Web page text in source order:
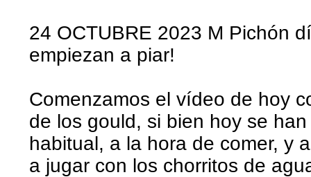
24 OCTUBRE 2023 M Pichón
empiezan a piar!
Comenzamos el vídeo de hoy
de los gould, si bien hoy se
habitual, a la hora de comer, y
a jugar con los chorritos de